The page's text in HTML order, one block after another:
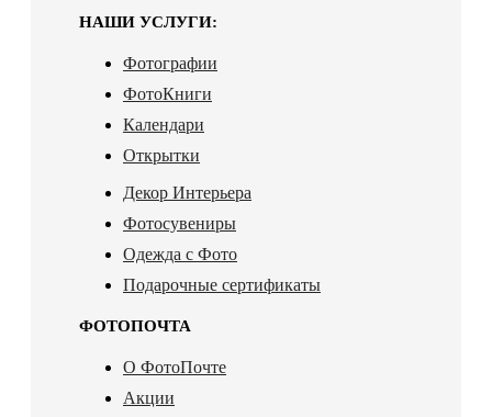
НАШИ УСЛУГИ:
Фотографии
ФотоКниги
Календари
Открытки
Декор Интерьера
Фотосувениры
Одежда с Фото
Подарочные сертификаты
ФОТОПОЧТА
О ФотоПочте
Акции